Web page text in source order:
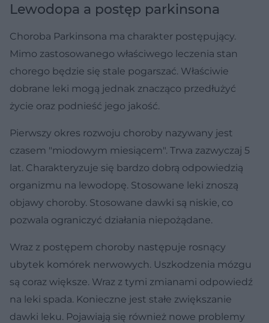
Lewodopa a postęp parkinsona
Choroba Parkinsona ma charakter postępujący.
Mimo zastosowanego właściwego leczenia stan
chorego będzie się stale pogarszać. Właściwie
dobrane leki mogą jednak znacząco przedłużyć
życie oraz podnieść jego jakość.
Pierwszy okres rozwoju choroby nazywany jest
czasem "miodowym miesiącem". Trwa zazwyczaj 5
lat. Charakteryzuje się bardzo dobrą odpowiedzią
organizmu na lewodopę. Stosowane leki znoszą
objawy choroby. Stosowane dawki są niskie, co
pozwala ograniczyć działania niepożądane.
Wraz z postępem choroby następuje rosnący
ubytek komórek nerwowych. Uszkodzenia mózgu
są coraz większe. Wraz z tymi zmianami odpowiedź
na leki spada. Konieczne jest stałe zwiększanie
dawki leku. Pojawiają się również nowe problemy